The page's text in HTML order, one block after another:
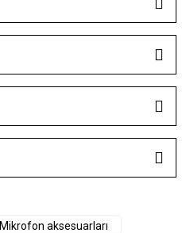
Mikrofon aksesuarları